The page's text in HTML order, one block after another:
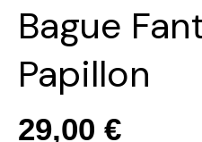
Bague
Papillon
29,00 €